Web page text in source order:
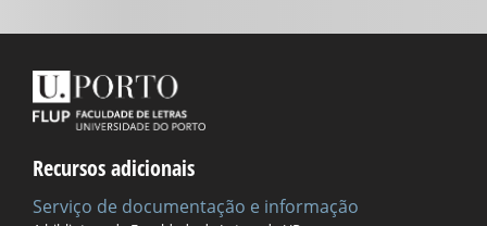
Recursos adicionais
Serviço de documentação e informação